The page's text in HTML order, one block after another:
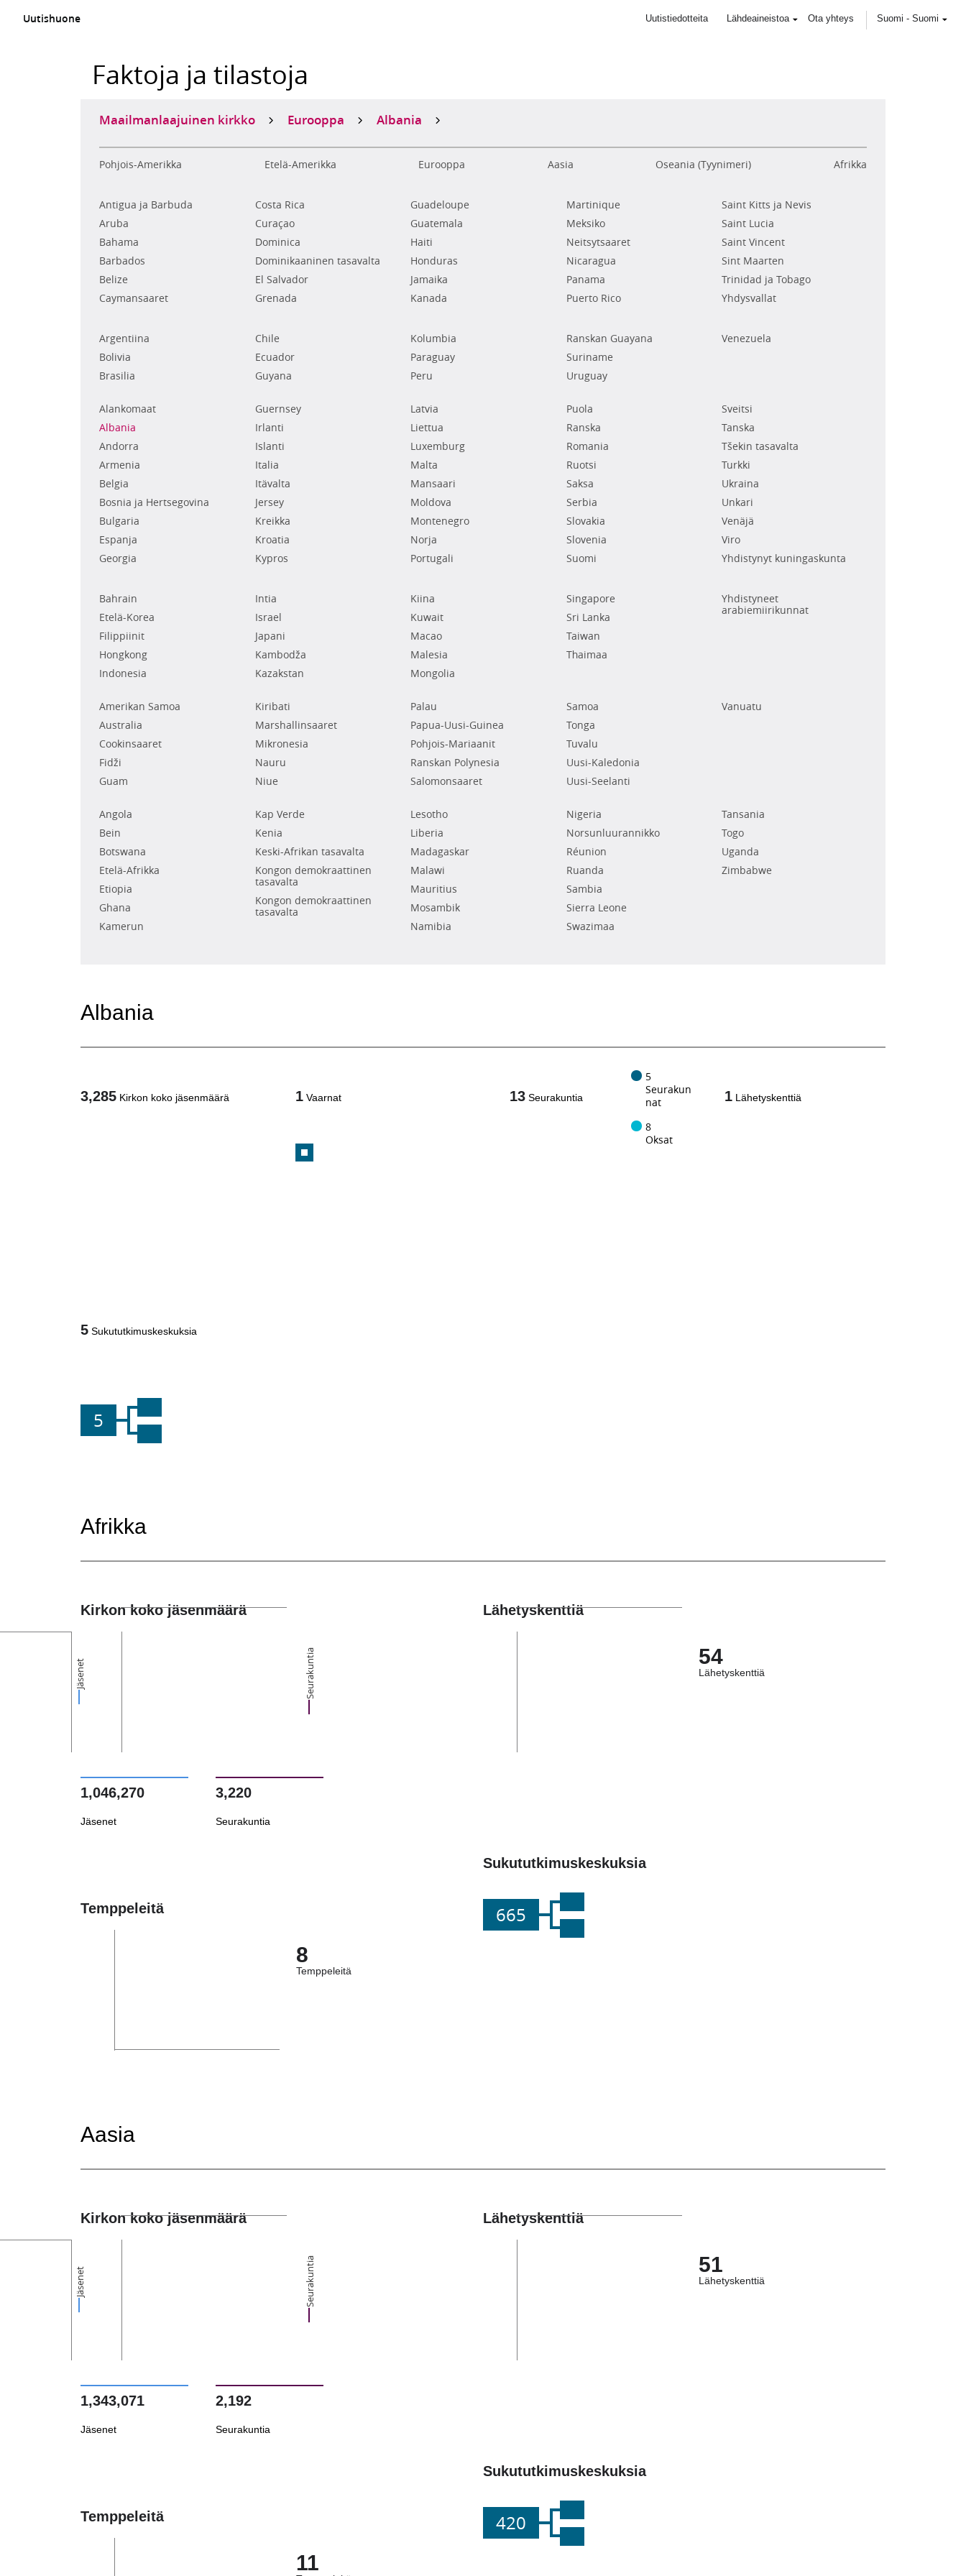
Uutishuone Uutistiedotteita Lähdeaineistoa Ota yhteys Suomi - Suomi
Faktoja ja tilastoja
Maailmanlaajuinen kirkko Eurooppa Albania
Pohjois-Amerikka Etelä-Amerikka Eurooppa Aasia Oseania (Tyynimeri) Afrikka
Antigua ja Barbuda
Aruba
Bahama
Barbados
Belize
Caymansaaret
Costa Rica
Curaçao
Dominica
Dominikaaninen tasavalta
El Salvador
Grenada
Guadeloupe
Guatemala
Haiti
Honduras
Jamaika
Kanada
Martinique
Meksiko
Neitsytsaaret
Nicaragua
Panama
Puerto Rico
Saint Kitts ja Nevis
Saint Lucia
Saint Vincent
Sint Maarten
Trinidad ja Tobago
Yhdysvallat
Argentiina
Bolivia
Brasilia
Chile
Ecuador
Guyana
Kolumbia
Paraguay
Peru
Ranskan Guayana
Suriname
Uruguay
Venezuela
Alankomaat
Albania
Andorra
Armenia
Belgia
Bosnia ja Hertsegovina
Bulgaria
Espanja
Georgia
Guernsey
Irlanti
Islanti
Italia
Itävalta
Jersey
Kreikka
Kroatia
Kypros
Latvia
Liettua
Luxemburg
Malta
Mansaari
Moldova
Montenegro
Norja
Portugali
Puola
Ranska
Romania
Ruotsi
Saksa
Serbia
Slovakia
Slovenia
Suomi
Sveitsi
Tanska
Tšekin tasavalta
Turkki
Ukraina
Unkari
Venäjä
Viro
Yhdistynyt kuningaskunta
Bahrain
Etelä-Korea
Filippiinit
Hongkong
Indonesia
Intia
Israel
Japani
Kambodža
Kazakstan
Kiina
Kuwait
Macao
Malesia
Mongolia
Singapore
Sri Lanka
Taiwan
Thaimaa
Yhdistyneet
arabiemiirikunnat
Amerikan Samoa
Australia
Cookinsaaret
Fidži
Guam
Kiribati
Marshallinsaaret
Mikronesia
Nauru
Niue
Palau
Papua-Uusi-Guinea
Pohjois-Mariaanit
Ranskan Polynesia
Salomonsaaret
Samoa
Tonga
Tuvalu
Uusi-Kaledonia
Uusi-Seelanti
Vanuatu
Angola
Bein
Botswana
Etelä-Afrikka
Etiopia
Ghana
Kamerun
Kap Verde
Kenia
Keski-Afrikan tasavalta
Kongon demokraattinen
tasavalta
Kongon demokraattinen
tasavalta
Lesotho
Liberia
Madagaskar
Malawi
Mauritius
Mosambik
Namibia
Nigeria
Norsunluurannikko
Réunion
Ruanda
Sambia
Sierra Leone
Swazimaa
Tansania
Togo
Uganda
Zimbabwe
Albania
3,285 Kirkon koko jäsenmäärä 1 Vaarnat 13 Seurakuntia
5
Seurakun
nat
8
Oksat
5 Sukututkimuskeskuksia
5
1 Lähetyskenttiä
Afrikka
Kirkon koko jäsenmäärä
Jäsenet Seurakuntia
1,046,270
Jäsenet
3,220
Seurakuntia
Lähetyskenttiä
54
Lähetyskenttiä
Sukututkimuskeskuksia
665
Temppeleitä
8
Temppeleitä
Aasia
Kirkon koko jäsenmäärä
Jäsenet Seurakuntia
1,343,071
Jäsenet
2,192
Seurakuntia
Lähetyskenttiä
51
Lähetyskenttiä
Sukututkimuskeskuksia
420
Temppeleitä
11